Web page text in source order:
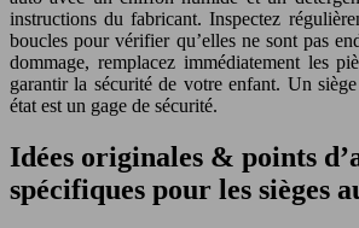
instructions du fabricant. Inspectez
boucles pour vérifier qu’elles ne sont pas
dommage, remplacez immédiatement les
garantir la sécurité de votre enfant. Un
état est un gage de sécurité.
Idées originales & points
spécifiques pour les sièges